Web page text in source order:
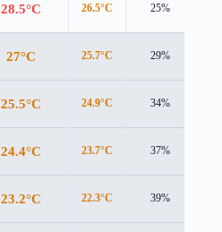
28.5°C 26.5°C 25%
27°C 25.7°C 29%
25.5°C 24.9°C 34%
24.4°C 23.7°C 37%
23.2°C 22.3°C 39%